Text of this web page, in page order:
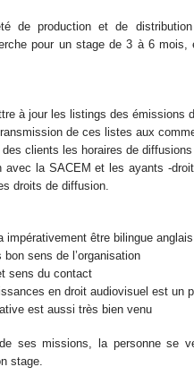
de production et de
pour un stage de 3 à 6
à jour les listings des émissions
de ces listes aux
clients les horaires de
avec la SACEM et les ayants -
droits de diffusion.
impérativement être bilingue anglais
sens de l’organisation
sens du contact
en droit audiovisuel est un
est aussi très bien venu
ses missions, la personne se
stage.